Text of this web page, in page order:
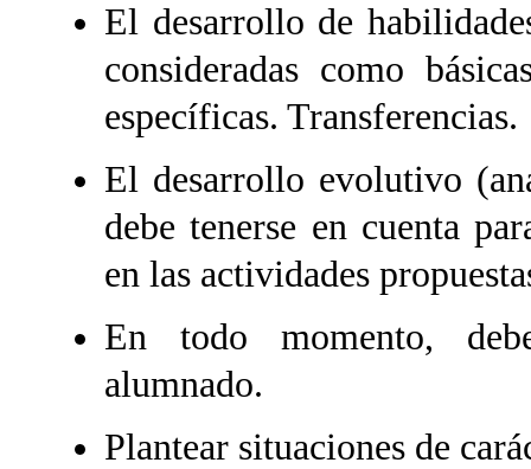
El desarrollo de
consideradas como
específicas. Transferencias.
El desarrollo evolutivo
debe tenerse en cuenta
en las actividades
En todo momento,
alumnado.
Plantear situaciones de